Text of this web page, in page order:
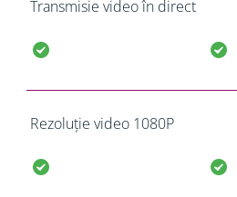
Transmisie video în direct
Rezoluție video 1080P